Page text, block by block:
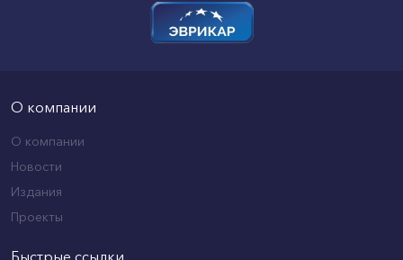
О компании
О компании
Новости
Издания
Проекты
Быстрые ссылки